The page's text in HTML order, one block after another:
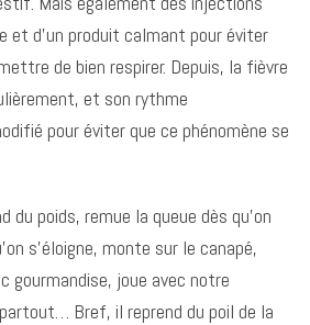
et d’un produit calmant pour éviter
de bien respirer. Depuis, la fièvre
et son rythme
pour éviter que ce phénomène se
du poids, remue la queue dès qu’on
s’éloigne, monte sur le canapé,
gourmandise, joue avec notre
Bref, il reprend du poil de la